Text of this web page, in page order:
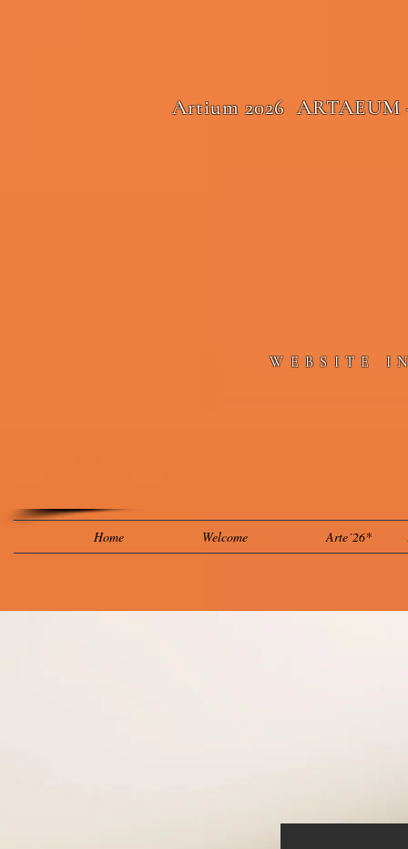
Artium 2026
WEBSITE
Home Welcome Arte´26*